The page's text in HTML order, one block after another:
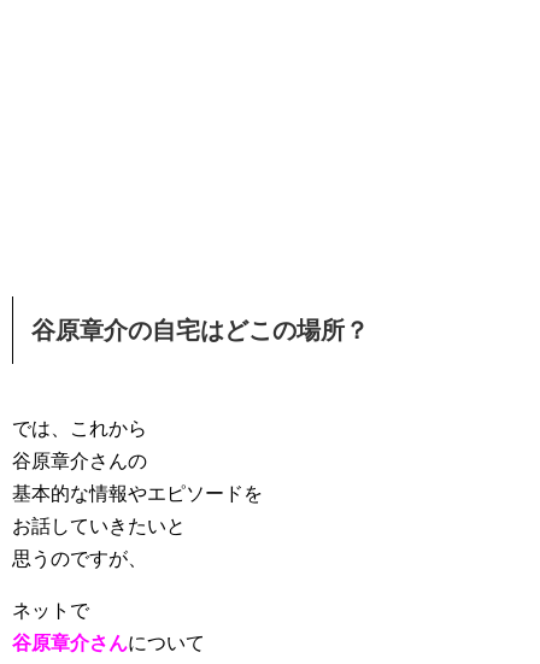
谷原章介の自宅はどこの場所？
では、これから
谷原章介さんの
基本的な情報やエピソードを
お話していきたいと
思うのですが、
ネットで
谷原章介さんについて